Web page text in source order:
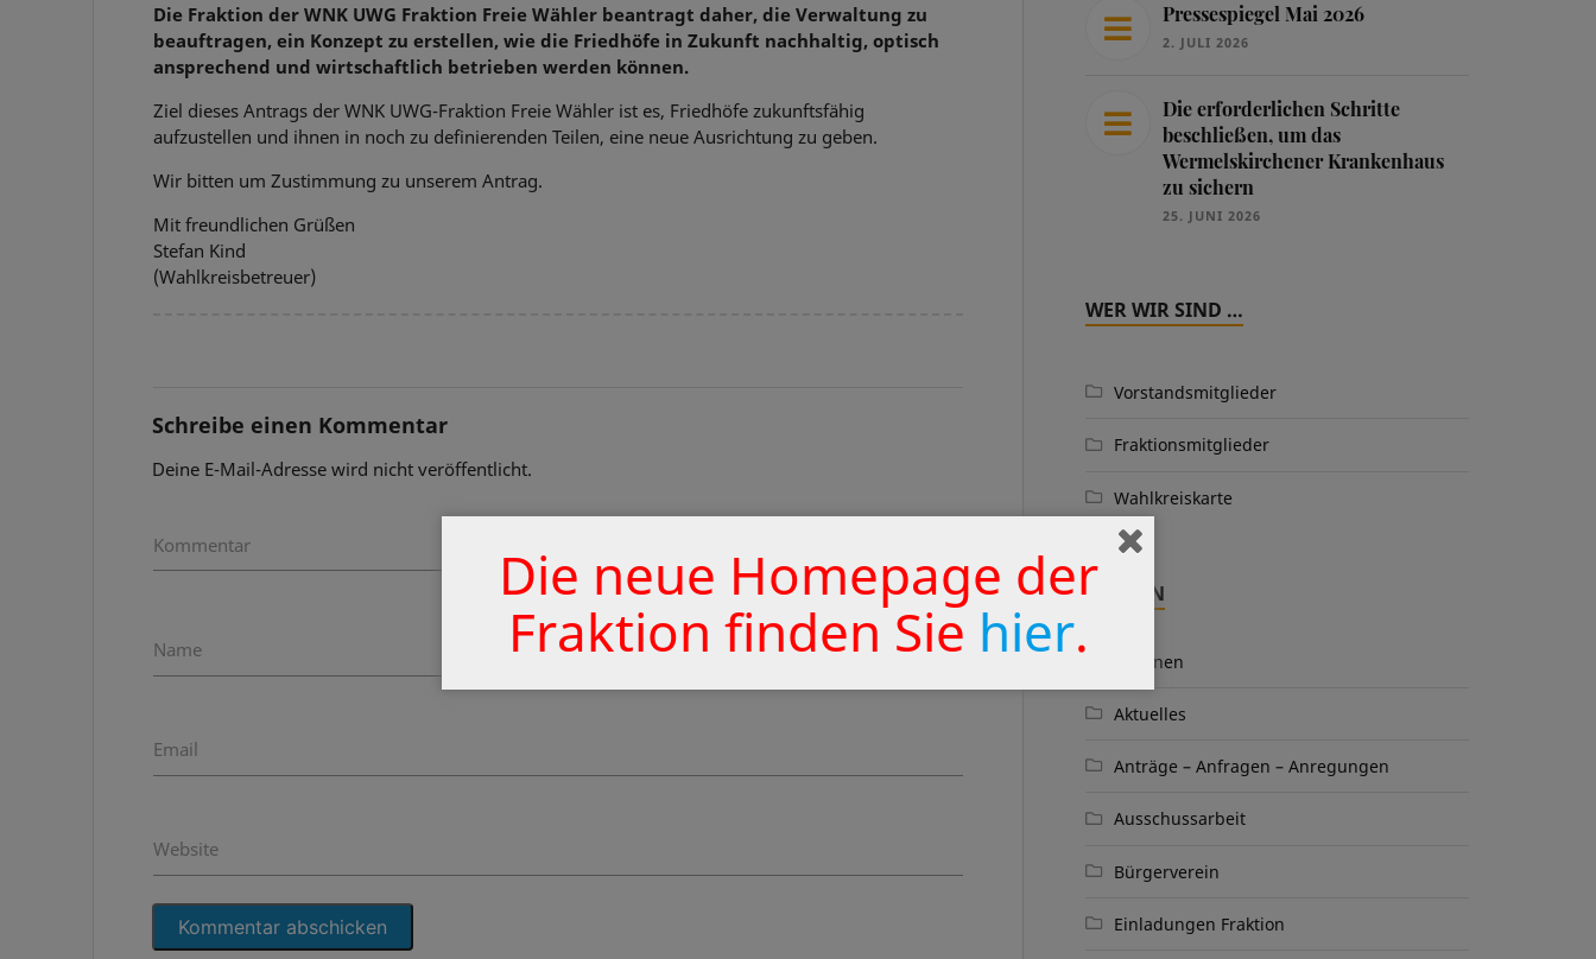
Die Fraktion der WNK UWG Fraktion Freie Wähler beantragt daher, die Verwaltung zu
beauftragen, ein Konzept zu erstellen, wie die Friedhöfe in Zukunft nachhaltig, optisch
ansprechend und wirtschaftlich betrieben werden können.
Ziel dieses Antrags der WNK UWG-Fraktion Freie Wähler ist es, Friedhöfe zukunftsfähig
aufzustellen und ihnen in noch zu definierenden Teilen, eine neue Ausrichtung zu geben.
Wir bitten um Zustimmung zu unserem Antrag.
Mit freundlichen Grüßen
Stefan Kind
(Wahlkreisbetreuer)
Schreibe einen Kommentar
Deine E-Mail-Adresse wird nicht veröffentlicht.
Kommentar
Name
Email
Website
Pressespiegel Mai 2026
2. JULI 2026
Die erforderlichen Schritte
beschließen, um das
Wermelskirchener Krankenhaus
zu sichern
25. JUNI 2026
WER WIR SIND …
Vorstandsmitglieder
Fraktionsmitglieder
Wahlkreiskarte
THEMEN
Aktionen
Aktuelles
Anträge – Anfragen – Anregungen
Ausschussarbeit
Bürgerverein
Einladungen Fraktion
Die neue Homepage der
Fraktion finden Sie hier.